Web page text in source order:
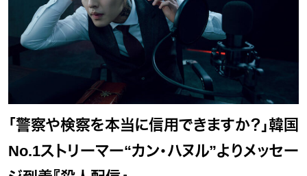
「警察や検察を本当に信用できますか？」韓国
No.1ストリーマー“カン・ハヌル”よりメッセー